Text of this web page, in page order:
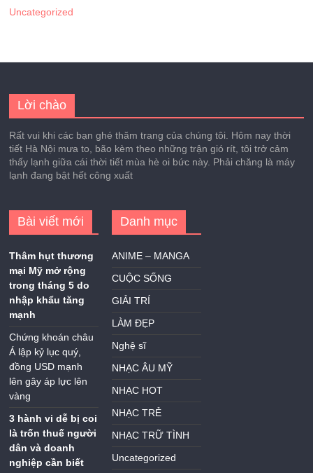
Uncategorized
Lời chào
Rất vui khi các bạn ghé thăm trang của chúng tôi. Hôm nay thời
tiết Hà Nội mưa to, bão kèm theo những trận gió rít, tôi trở cảm
thấy lạnh giữa cái thời tiết mùa hè oi bức này. Phải chăng là máy
lạnh đang bật hết công xuất
Bài viết mới
Thâm hụt thương
mại Mỹ mở rộng
trong tháng 5 do
nhập khẩu tăng
mạnh
Chứng khoán châu
Á lập kỷ lục quý,
đồng USD mạnh
lên gây áp lực lên
vàng
3 hành vi dễ bị coi
là trốn thuế người
dân và doanh
nghiệp cần biết
Danh mục
ANIME – MANGA
CUỘC SỐNG
GIẢI TRÍ
LÀM ĐẸP
Nghệ sĩ
NHẠC ÂU MỸ
NHẠC HOT
NHẠC TRẺ
NHẠC TRỮ TÌNH
Uncategorized